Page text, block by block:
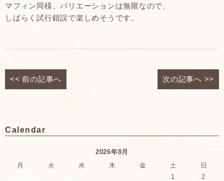
マフィン同様、バリエーションは無限なので、
しばらく試行錯誤で楽しめそうです。
<<前の記事へ 次の記事へ >>
Calendar
2026年8月
月
火 水 木 金 土
日
1
2